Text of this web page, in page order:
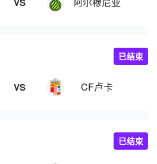
VS CF卢卡
已结束
已结束